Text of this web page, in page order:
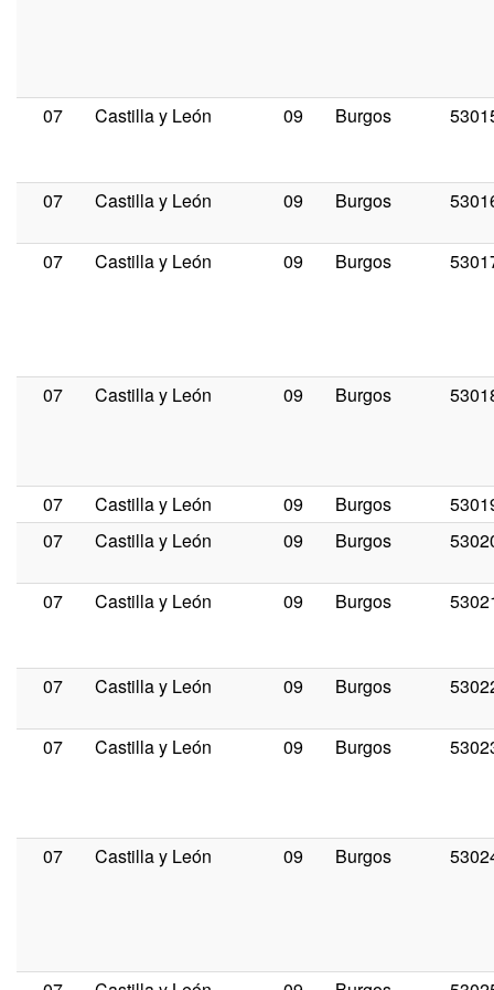
07 Castilla y León 09 Burgos
07 Castilla y León 09 Burgos
07 Castilla y León 09 Burgos
07 Castilla y León 09 Burgos
07 Castilla y León 09 Burgos
07
Castilla y León 09 Burgos
07 Castilla y León 09 Burgos
07 Castilla y León 09 Burgos
07 Castilla y León 09 Burgos
07 Castilla y León 09 Burgos